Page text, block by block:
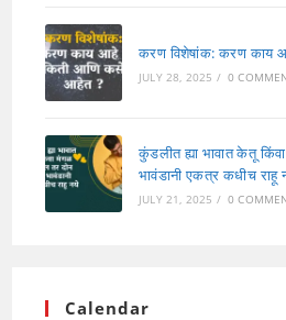
करण विशेषांक: करण काय
JULY 28, 2025 / 0
कुंडलीत ह्या भावात केतू
भावंडानी एकत्र कधीच राहू
JULY 21, 2025 / 0
Calendar